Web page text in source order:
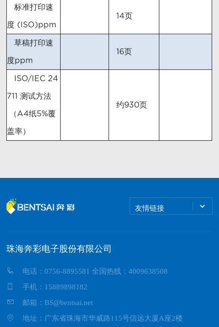
标准打印速
度 (ISO)ppm
14页
草稿打印速
度ppm
16页
ISO/IEC 24
711 测试方法
（A4纸5%覆
盖率）
约930页
友情链接
珠海奔彩电子股份有限公司
电话：0756-8895581 全国热线：4009638508
手机：15889898182
邮箱：BS@bentsai.net
地址：广东省珠海市华威路115号信远大厦A座2楼